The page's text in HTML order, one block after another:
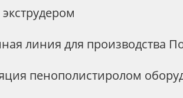
линия для производства
пенополистиролом